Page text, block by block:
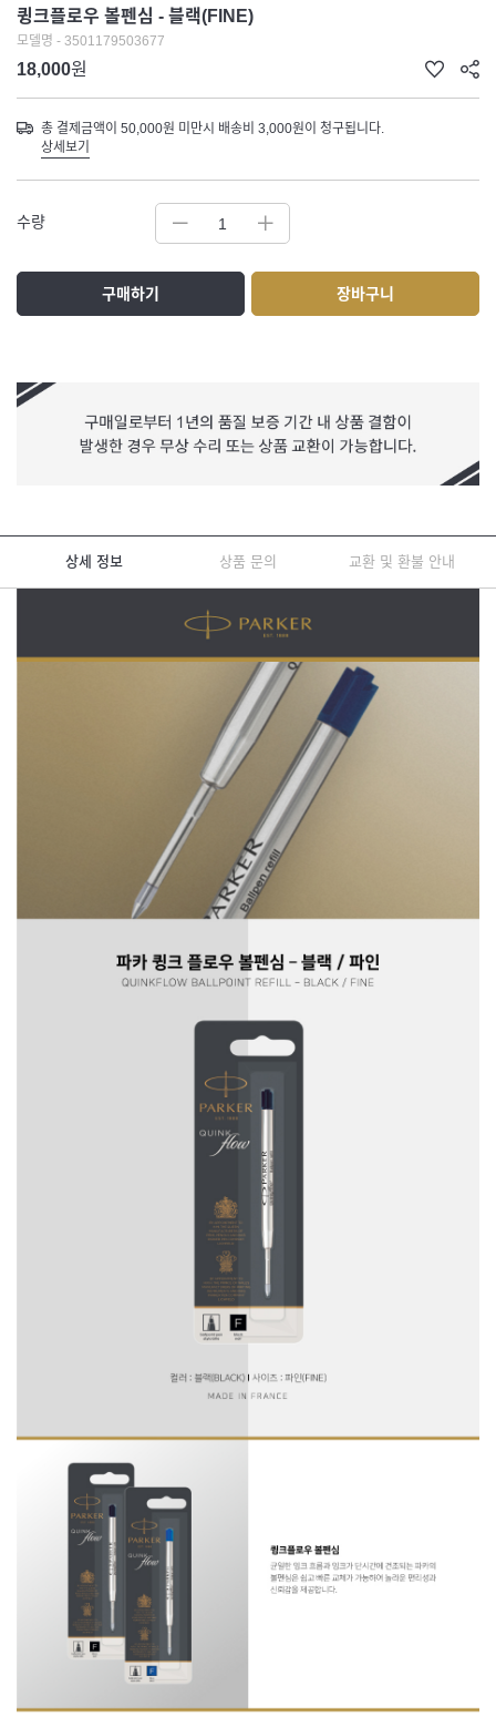
큉크플로우 볼펜심 - 블랙(FINE)
모델명 - 3501179503677
18,000원
총 결제금액이 50,000원 미만시 배송비 3,000원이 청구됩니다.
상세보기
수량
구매하기 장바구니
상세 정보 상품 문의 교환 및 환불 안내